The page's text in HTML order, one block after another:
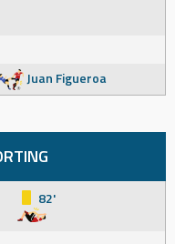
Juan Figueroa
82'